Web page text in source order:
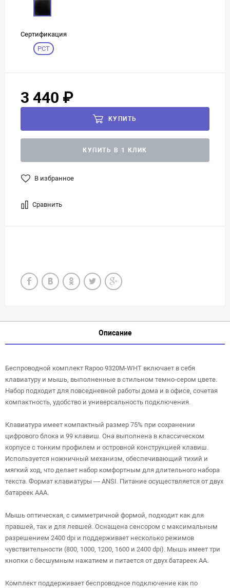
Сертификация
РСТ
3 440 ₽
КУПИТЬ
КУПИТЬ В 1 КЛИК
В избранное
Сравнить
Описание
Беспроводной комплект Rapoo 9320M-WHT включает в себя
клавиатуру и мышь, выполненные в стильном темно-сером цвете.
Набор подходит для повседневной работы дома и в офисе, сочетая
компактность, удобство и универсальность подключения.
Клавиатура имеет компактный размер 75% при сохранении
цифрового блока и 99 клавиш. Она выполнена в классическом
корпусе с тонким профилем и островной конструкцией клавиш.
Используется ножничный механизм, обеспечивающий тихий и
мягкий ход, что делает набор комфортным для длительного набора
текста. Формат клавиатуры — ANSI. Питание осуществляется от двух
батареек AAA.
Мышь оптическая, с симметричной формой, подходит как для
правшей, так и для левшей. Оснащена сенсором с максимальным
разрешением 2400 dpi и поддерживает несколько режимов
чувствительности (800, 1000, 1200, 1600 и 2400 dpi). Мышь имеет три
кнопки с бесшумным нажатием и питается от двух батареек AA.
Комплект поддерживает беспроводное подключение как по